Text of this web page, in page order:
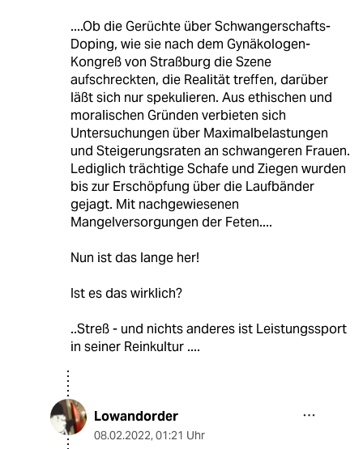
....Ob die Gerüchte über Schwangerschafts-
Doping, wie sie nach dem Gynäkologen-
Kongreß von Straßburg die Szene
aufschreckten, die Realität treffen, darüber
läßt sich nur spekulieren. Aus ethischen und
moralischen Gründen verbieten sich
Untersuchungen über Maximalbelastungen
und Steigerungsraten an schwangeren Frauen.
Lediglich trächtige Schafe und Ziegen wurden
bis zur Erschöpfung über die Laufbänder
gejagt. Mit nachgewiesenen
Mangelversorgungen der Feten....
Nun ist das lange her!
Ist es das wirklich?
..Streß - und nichts anderes ist Leistungssport
in seiner Reinkultur ....
Lowandorder
08.02.2022, 01:21 Uhr